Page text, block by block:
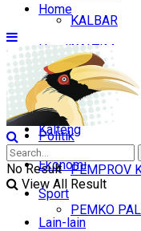
KALBAR
KALTIM
KALTARA
Nasional
Politik
Ekonomi
Sport
Lain-lain
Home
Headline
Hukum & Peristiwa
Kalteng
PEMPROV
PEMKO
No Result
View All Result